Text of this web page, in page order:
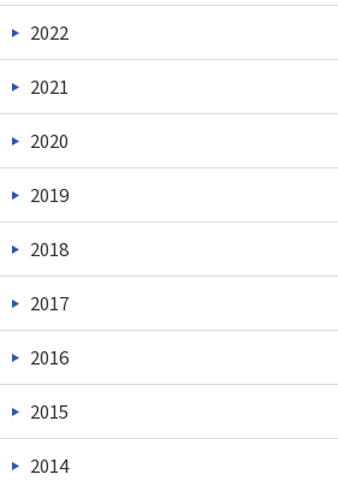
2022
2021
2020
2019
2018
2017
2016
2015
2014